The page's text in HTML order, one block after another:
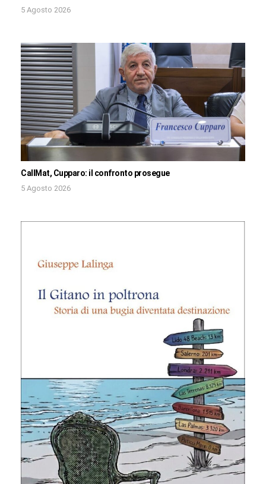
5 Agosto 2026
CallMat, Cupparo: il confronto prosegue
5 Agosto 2026